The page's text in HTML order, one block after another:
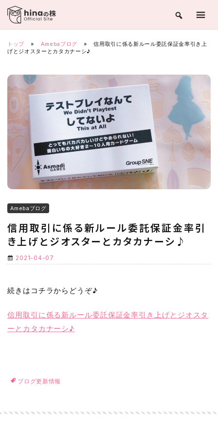
Skip
content
トップ » Amebaブログ »
信用取引に係る新ルール委託保証金率引き上
げとジオスターとカタカナーシ♪
Amebaブログ
信用取引に係る新ルール委託保証金率引
き上げとジオスターとカタカナーシ♪
2021-04-07
続きはコチラからどうぞ♪
信用取引に係る新ルール委託保証金率引き上げとジオスタ
ーとカタカナーシ♪
ブログ更新情報